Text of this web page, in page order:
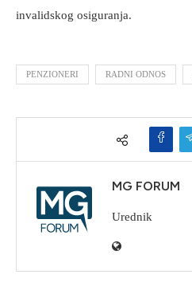
invalidskog osiguranja.
PENZIONERI RADNI ODNOS
MG FORUM
Urednik